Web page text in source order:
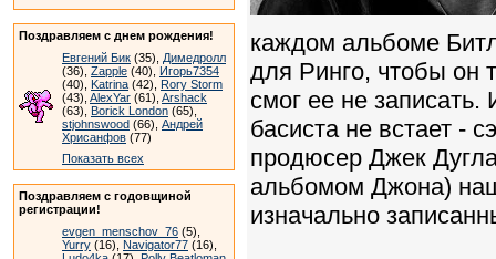
Поздравляем с днем рождения!
Евгений Бик (35), Димедролл
(36), Zapple (40), Игорь7354
(40), Katrina (42), Rory Storm
(43), AlexYar (61), Arshack
(63), Borick London (65),
stjohnswood (66), Андрей
Хрисанфов (77)
Показать всех
Поздравляем с годовщиной
регистрации!
evgen_menschov_76 (5),
Yurry (16), Navigator77 (16),
каждом альбоме
для Ринго, чтобы он
смог ее не
басиста не встает -
продюсер Джек
альбомом Джона)
изначально